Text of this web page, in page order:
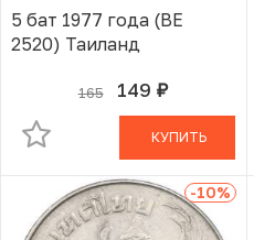
5 бат 1977 года (BE
2520) Таиланд
165 149 руб.
В КОРЗИНЕ
КУПИТЬ
-10%